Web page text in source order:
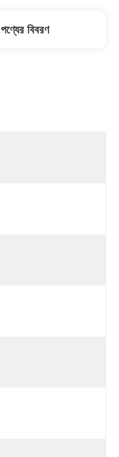
পণ্যের বিবরণ